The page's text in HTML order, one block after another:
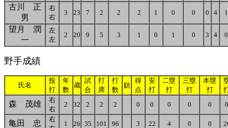
古川 正
男
右
右
3 23 7 2 2 2 1 0 0 0 4 1
望月 潤
一
左
左
2 20 9 5 3 1 0 1 0 3 4 0
野手成績
氏名
投
打
年
数
歳
試
合
打
席
打
数
妨
得
点
安
打
二塁
打
三塁
打
本塁
打
森 茂雄
右
右
2 32 2 2 2 0 0 0 0 0 0
亀田 忠
右
1 26 35 101 96 3 22 4 0 0